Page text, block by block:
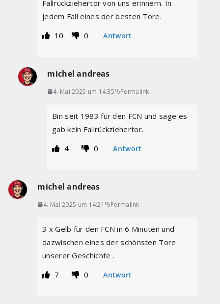
Fallrückziehertor von uns erinnern. In
jedem Fall eines der besten Tore.
10
0 Antwort
michel andreas
4. Mai 2025 um 14:35 Permalink
Bin seit 1983 für den FCN und sage es
gab kein Fallrückziehertor.
4
0 Antwort
michel andreas
4. Mai 2025 um 14:21 Permalink
3 x Gelb für den FCN in 6 Minuten und
dazwischen eines der schönsten Tore
unserer Geschichte .
7
0 Antwort